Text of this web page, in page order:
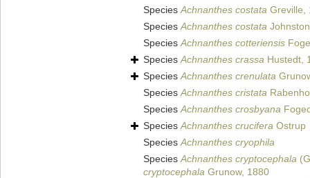
SpeciesAchnanthes costata Greville,
SpeciesAchnanthes costata
SpeciesAchnanthes cotteriensis
SpeciesAchnanthes crassa Hustedt,
SpeciesAchnanthes crenulata
SpeciesAchnanthes cristata
SpeciesAchnanthes crosbyana
SpeciesAchnanthes crucifera Ostrup
SpeciesAchnanthes cryophila
SpeciesAchnanthes cryptocephala
cryptocephala Grunow, 1880